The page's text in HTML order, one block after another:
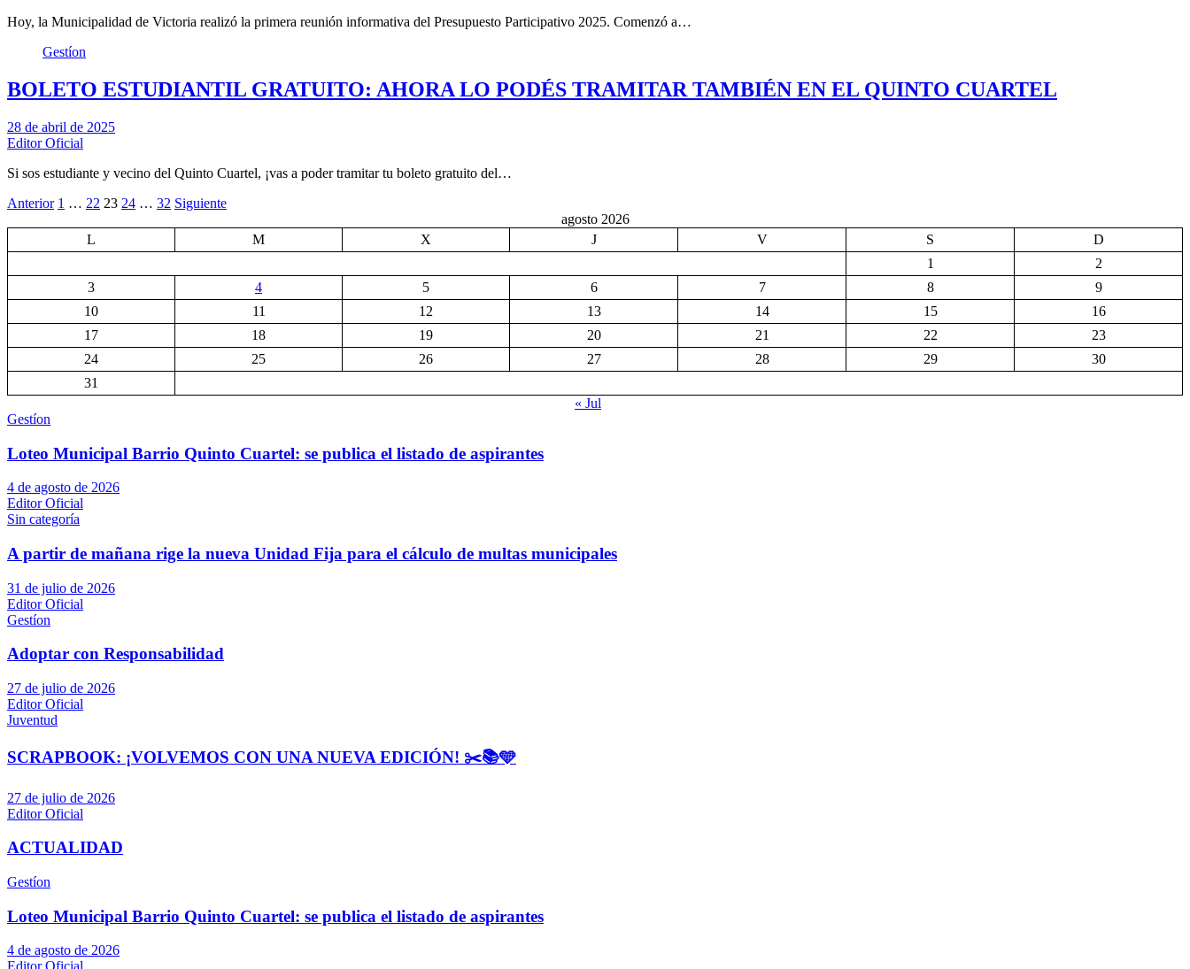
Hoy, la Municipalidad de Victoria realizó la primera reunión informativa del Presupuesto Participativo 2025. Comenzó a…
Gestíon
BOLETO ESTUDIANTIL GRATUITO: AHORA LO PODÉS TRAMITAR TAMBIÉN EN EL QUINTO CUARTEL
28 de abril de 2025
Editor Oficial
Si sos estudiante y vecino del Quinto Cuartel, ¡vas a poder tramitar tu boleto gratuito del…
Paginación
de
entradas
Anterior 1 … 22 23 24 … 32 Siguiente
agosto 2026
L
M X J V S
D
1
2
3
4 5 6 7 8
9
10
11 12 13 14 15
16
17
18 19 20 21 22
23
24
25 26 27 28 29
30
31
« Jul
Gestíon
Loteo Municipal Barrio Quinto Cuartel: se publica el listado de aspirantes
4 de agosto de 2026
Editor Oficial
Sin categoría
A partir de mañana rige la nueva Unidad Fija para el cálculo de multas municipales
31 de julio de 2026
Editor Oficial
Gestíon
Adoptar con Responsabilidad
27 de julio de 2026
Editor Oficial
Juventud
SCRAPBOOK: ¡VOLVEMOS CON UNA NUEVA EDICIÓN! ✂️📚🩵
27 de julio de 2026
Editor Oficial
ACTUALIDAD
Gestíon
Loteo Municipal Barrio Quinto Cuartel: se publica el listado de aspirantes
4 de agosto de 2026